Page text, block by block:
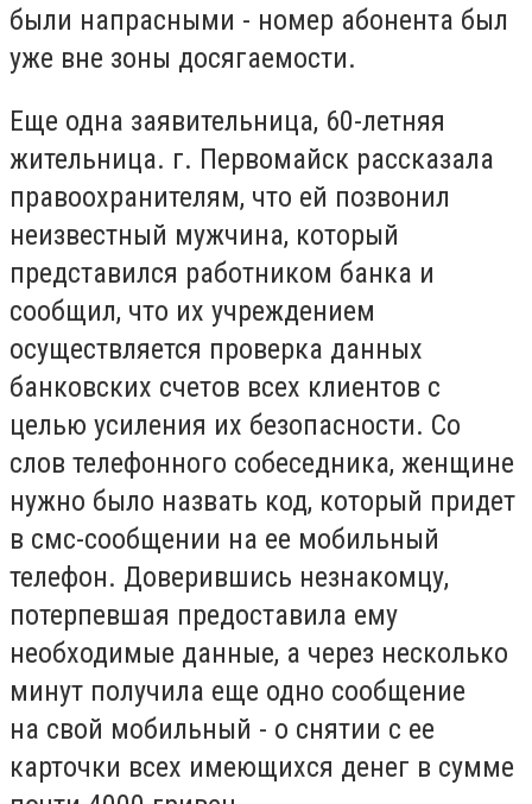
были напрасными - номер абонента был
уже вне зоны досягаемости.
Еще одна заявительница, 60-летняя
жительница. г. Первомайск рассказала
правоохранителям, что ей позвонил
неизвестный мужчина, который
представился работником банка и
сообщил, что их учреждением
осуществляется проверка данных
банковских счетов всех клиентов с
целью усиления их безопасности. Со
слов телефонного собеседника, женщине
нужно было назвать код, который придет
в смс-сообщении на ее мобильный
телефон. Доверившись незнакомцу,
потерпевшая предоставила ему
необходимые данные, а через несколько
минут получила еще одно сообщение
на свой мобильный - о снятии с ее
карточки всех имеющихся денег в сумме